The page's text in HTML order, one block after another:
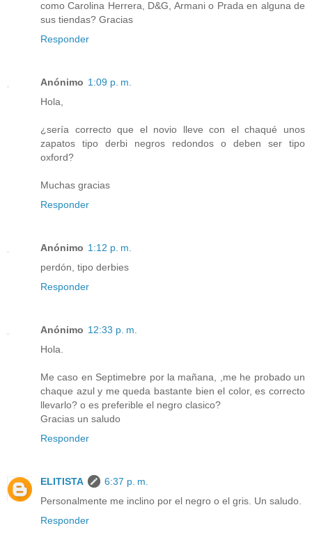
como Carolina Herrera, D&G, Armani o Prada en alguna de
sus tiendas? Gracias
Responder
Anónimo 1:09 p. m.
Hola,
¿sería correcto que el novio lleve con el chaqué unos
zapatos tipo derbi negros redondos o deben ser tipo
oxford?
Muchas gracias
Responder
Anónimo 1:12 p. m.
perdón, tipo derbies
Responder
Anónimo 12:33 p. m.
Hola.
Me caso en Septimebre por la mañana, ,me he probado un
chaque azul y me queda bastante bien el color, es correcto
llevarlo? o es preferible el negro clasico?
Gracias un saludo
Responder
ELITISTA
6:37 p. m.
Personalmente me inclino por el negro o el gris. Un saludo.
Responder